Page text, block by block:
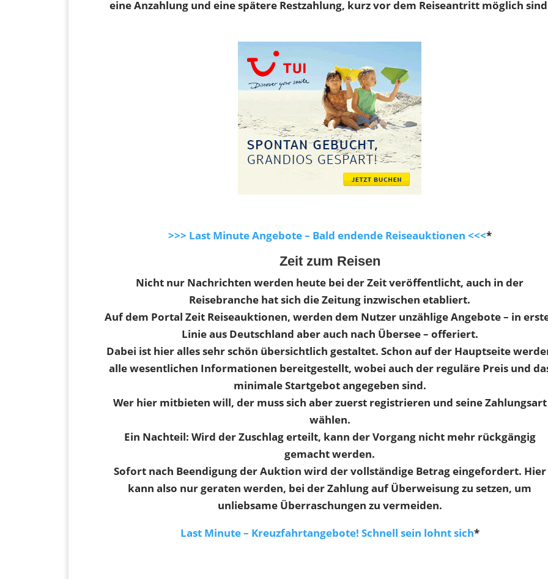
eine Anzahlung und eine spätere Restzahlung, kurz vor dem Reiseantritt möglich
>>> Last Minute Angebote – Bald endende Reiseauktionen <<<*
Zeit zum Reisen
Nicht nur Nachrichten werden heute bei der Zeit veröffentlicht, auch in der
Reisebranche hat sich die Zeitung inzwischen etabliert.
Auf dem Portal Zeit Reiseauktionen, werden dem Nutzer unzählige Angebote – in
Linie aus Deutschland aber auch nach Übersee – offeriert.
Dabei ist hier alles sehr schön übersichtlich gestaltet. Schon auf der Hauptseite
alle wesentlichen Informationen bereitgestellt, wobei auch der reguläre Preis und
minimale Startgebot angegeben sind.
Wer hier mitbieten will, der muss sich aber zuerst registrieren und seine Zahlungsart
wählen.
Ein Nachteil: Wird der Zuschlag erteilt, kann der Vorgang nicht mehr rückgängig
gemacht werden.
Sofort nach Beendigung der Auktion wird der vollständige Betrag eingefordert. Hier
kann also nur geraten werden, bei der Zahlung auf Überweisung zu setzen, um
unliebsame Überraschungen zu vermeiden.
Last Minute – Kreuzfahrtangebote! Schnell sein lohnt sich*